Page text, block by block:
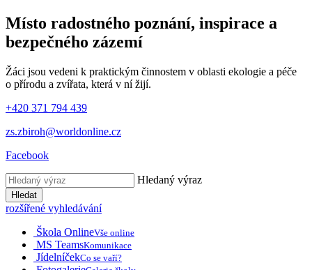
Místo radostného poznání, inspirace a
bezpečného zázemí
Žáci jsou vedeni k praktickým činnostem v oblasti ekologie a péče
o přírodu a zvířata, která v ní žijí.
+420 371 794 439
zs.zbiroh@worldonline.cz
Facebook
Hledaný výraz
Hledat
rozšířené vyhledávání
Škola OnlineVše online
MS TeamsKomunikace
JídelníčekCo se vaří?